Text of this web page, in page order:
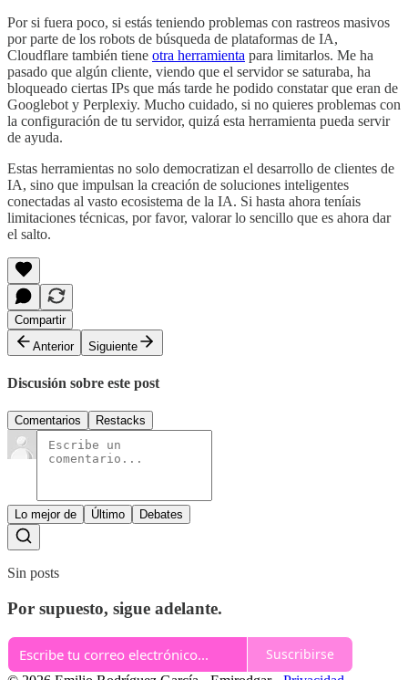
Por si fuera poco, si estás teniendo problemas con rastreos masivos
por parte de los robots de búsqueda de plataformas de IA,
Cloudflare también tiene otra herramienta para limitarlos. Me ha
pasado que algún cliente, viendo que el servidor se saturaba, ha
bloqueado ciertas IPs que más tarde he podido constatar que eran de
Googlebot y Perplexiy. Mucho cuidado, si no quieres problemas con
la configuración de tu servidor, quizá esta herramienta pueda servir
de ayuda.
Estas herramientas no solo democratizan el desarrollo de clientes de
IA, sino que impulsan la creación de soluciones inteligentes
conectadas al vasto ecosistema de la IA. Si hasta ahora teníais
limitaciones técnicas, por favor, valorar lo sencillo que es ahora dar
el salto.
Compartir
Anterior
Siguiente
Discusión sobre este post
Comentarios Restacks
Lo mejor de Último Debates
Sin posts
Por supuesto, sigue adelante.
Suscribirse